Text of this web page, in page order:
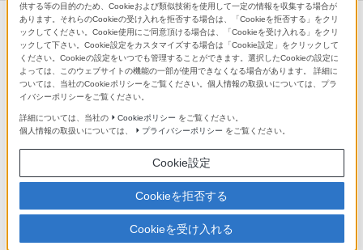
供する等の目的のため、Cookieおよび類似技術を使用して一定の情報を収集する場合が
あります。それらのCookieの受け入れを拒否する場合は、「Cookieを拒否する」をクリ
ックしてください。Cookie使用にご同意頂ける場合は、「Cookieを受け入れる」をクリ
ックして下さい。Cookie設定をカスタマイズする場合は「Cookie設定」をクリックして
ください。Cookieの設定をいつでも管理することができます。選択したCookieの設定に
よっては、このウェブサイトの機能の一部が使用できなくなる場合があります。 詳細に
ついては、当社のCookieポリシーをご覧ください。個人情報の取扱いについては、プラ
イバシーポリシーをご覧ください。
詳細については、当社の Cookieポリシー をご覧ください。
個人情報の取扱いについては、
プライバシーポリシー をご覧ください。
Cookie設定
Cookieを拒否する
Cookieを受け入れる